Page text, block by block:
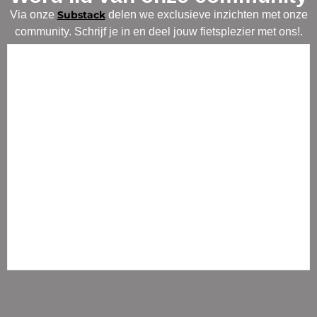
Via onze Substackdelen we exclusieve inzichten met onze
community. Schrijf je in en deel jouw fietsplezier met ons!.